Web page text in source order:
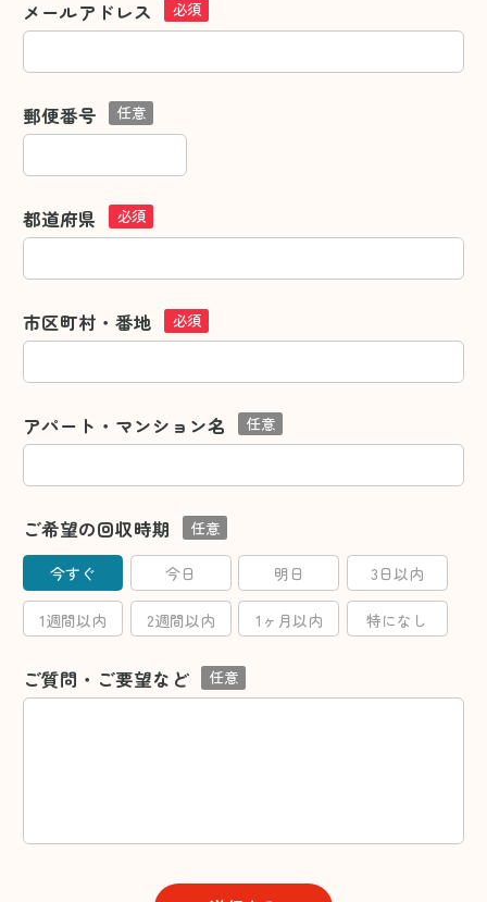
メールアドレス 必須
郵便番号 任意
都道府県 必須
市区町村・番地 必須
アパート・マンション名 任意
ご希望の回収時期 任意
今すぐ 今日 明日 3日以内
1週間以内 2週間以内 1ヶ月以内 特になし
ご質問・ご要望など 任意